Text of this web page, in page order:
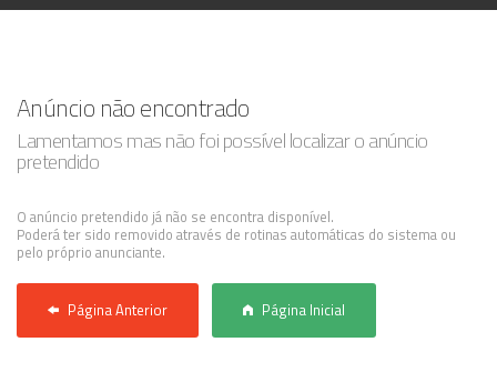
Registo / Login
Anunciar Agora
Anúncio não encontrado
Lamentamos mas não foi possível localizar o anúncio
pretendido
O anúncio pretendido já não se encontra disponível.
Poderá ter sido removido através de rotinas automáticas do sistema ou
pelo próprio anunciante.
Página Anterior Página Inicial